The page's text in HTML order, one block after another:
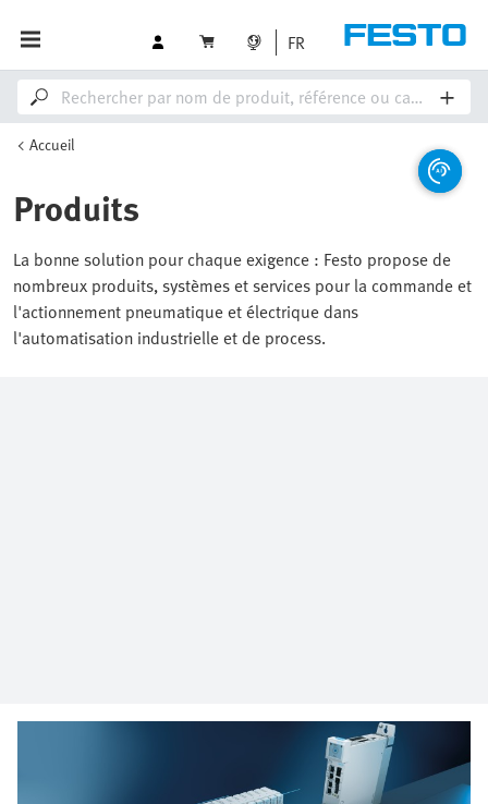
FR
Accueil
Produits
La bonne solution pour chaque exigence : Festo propose de
nombreux produits, systèmes et services pour la commande et
l'actionnement pneumatique et électrique dans
l'automatisation industrielle et de process.